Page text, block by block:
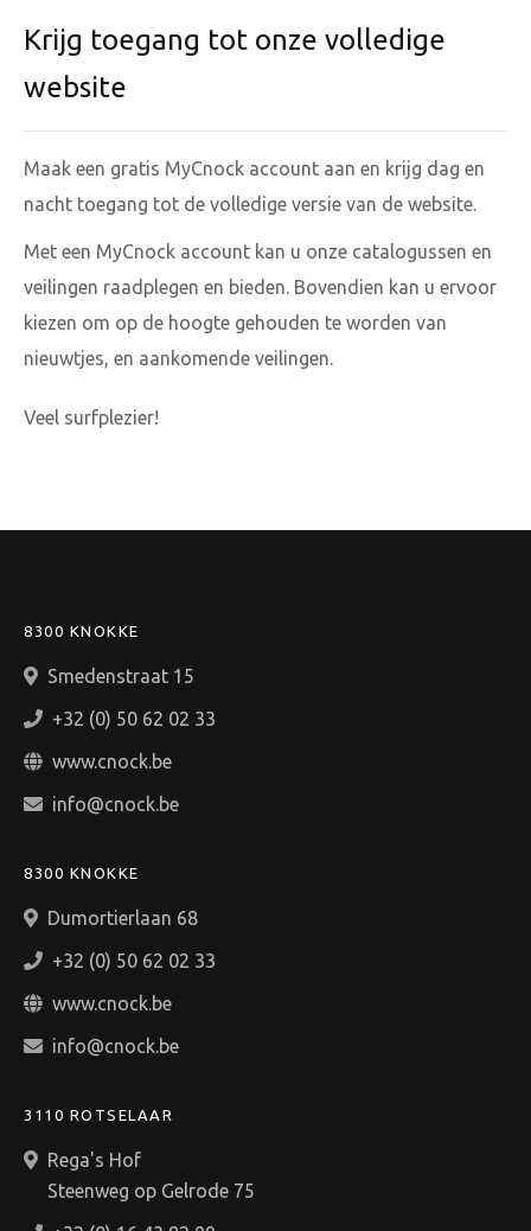
Krijg toegang tot onze volledige
website
Maak een gratis MyCnock account aan en krijg dag en
nacht toegang tot de volledige versie van de website.
Met een MyCnock account kan u onze catalogussen en
veilingen raadplegen en bieden. Bovendien kan u ervoor
kiezen om op de hoogte gehouden te worden van
nieuwtjes, en aankomende veilingen.
Veel surfplezier!
8300 KNOKKE
Smedenstraat 15
+32 (0) 50 62 02 33
www.cnock.be
info@cnock.be
8300 KNOKKE
Dumortierlaan 68
+32 (0) 50 62 02 33
www.cnock.be
info@cnock.be
3110 ROTSELAAR
Rega's Hof
Steenweg op Gelrode 75